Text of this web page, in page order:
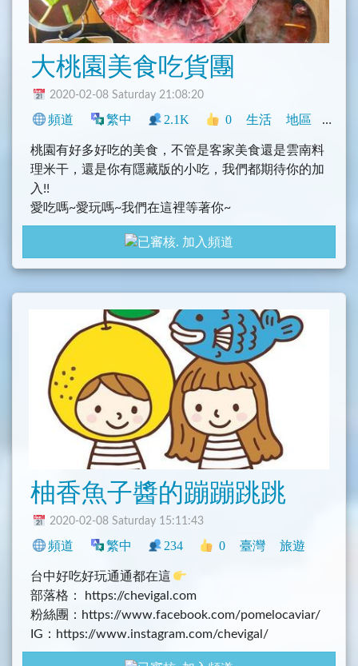
大桃園美食吃貨團
2020-02-08 Saturday 21:08:20
頻道 繁中 2.1K 0 生活 地區 網誌
桃園有好多好吃的美食，不管是客家美食還是雲南料
理米干，還是你有隱藏版的小吃，我們都期待你的加
入!!
愛吃嗎~愛玩嗎~我們在這裡等著你~
加入頻道
柚香魚子醬的蹦蹦跳跳
2020-02-08 Saturday 15:11:43
頻道 繁中 234 0 臺灣 旅遊
台中好吃好玩通通都在這
部落格： https://chevigal.com
粉絲團：https://www.facebook.com/pomelocaviar/
IG：https://www.instagram.com/chevigal/